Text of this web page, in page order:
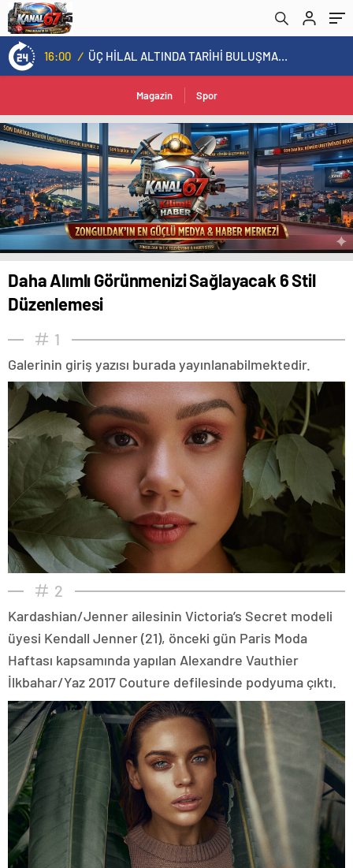
16:00 / ÜÇ HİLAL ALTINDA TARİHİ BULUŞMA! SEKİZ İL BAŞKANI BİR ARADA
Magazin Spor
Daha Alımlı Görünmenizi Sağlayacak 6 Stil
Düzenlemesi
1
Galerinin giriş yazısı burada yayınlanabilmektedir.
2
Kardashian/Jenner ailesinin Victoria’s Secret modeli
üyesi Kendall Jenner (21), önceki gün Paris Moda
Haftası kapsamında yapılan Alexandre Vauthier
İlkbahar/Yaz 2017 Couture defilesinde podyuma çıktı.